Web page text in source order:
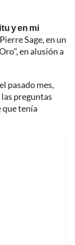
y en mi
Sage, en un
en alusión a
pasado mes,
preguntas
que tenía